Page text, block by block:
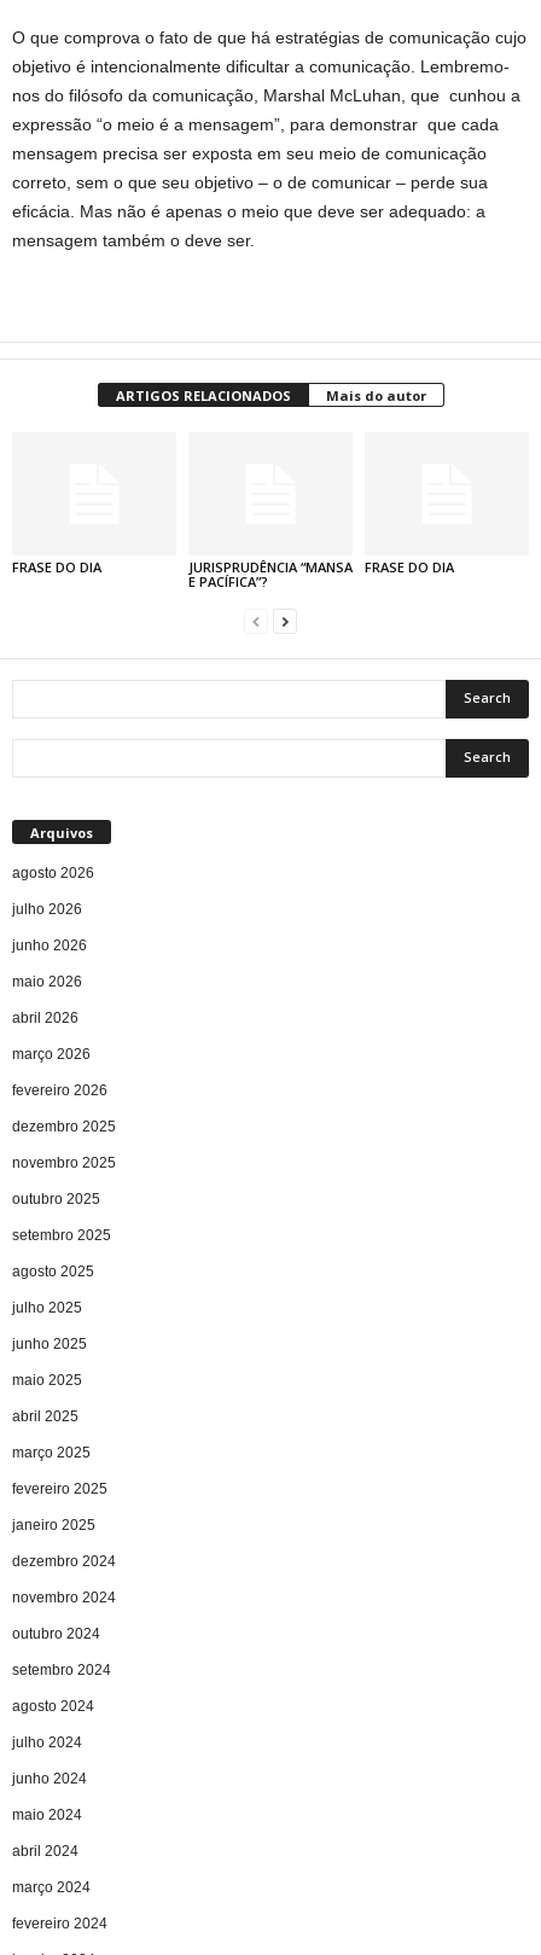
O que comprova o fato de que há estratégias de comunicação cujo
objetivo é intencionalmente dificultar a comunicação. Lembremo-
nos do filósofo da comunicação, Marshal McLuhan, que cunhou a
expressão “o meio é a mensagem”, para demonstrar que cada
mensagem precisa ser exposta em seu meio de comunicação
correto, sem o que seu objetivo – o de comunicar – perde sua
eficácia. Mas não é apenas o meio que deve ser adequado: a
mensagem também o deve ser.
ARTIGOS RELACIONADOS Mais do autor
FRASE DO DIA
JURISPRUDÊNCIA “MANSA
E PACÍFICA”?
FRASE DO DIA
Arquivos
agosto 2026
julho 2026
junho 2026
maio 2026
abril 2026
março 2026
fevereiro 2026
dezembro 2025
novembro 2025
outubro 2025
setembro 2025
agosto 2025
julho 2025
junho 2025
maio 2025
abril 2025
março 2025
fevereiro 2025
janeiro 2025
dezembro 2024
novembro 2024
outubro 2024
setembro 2024
agosto 2024
julho 2024
junho 2024
maio 2024
abril 2024
março 2024
fevereiro 2024